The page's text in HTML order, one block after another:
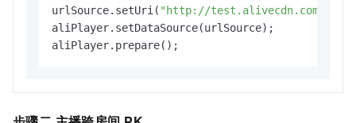
urlSource.setUri( "http://test.alivecdn.com/live/
aliPlayer.setDataSource(urlSource);
aliPlayer.prepare();